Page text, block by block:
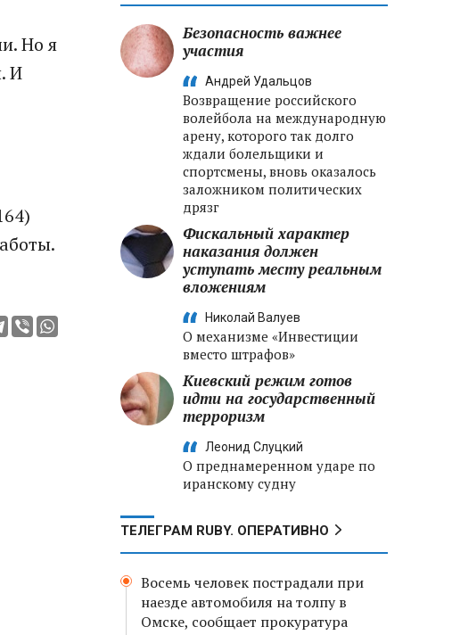
Но я
И
Безопасность важнее
участия
Андрей Удальцов
Возвращение российского
волейбола на международную
арену, которого так долго
ждали болельщики и
спортсмены, вновь оказалось
заложником политических
дрязг
Фискальный характер
наказания должен
уступать месту реальным
вложениям
Николай Валуев
О механизме «Инвестиции
вместо штрафов»
Киевский режим готов
идти на государственный
терроризм
Леонид Слуцкий
О преднамеренном ударе по
иранскому судну
ТЕЛЕГРАМ RUBY. ОПЕРАТИВНО
Восемь человек пострадали при
наезде автомобиля на толпу в
Омске, сообщает прокуратура